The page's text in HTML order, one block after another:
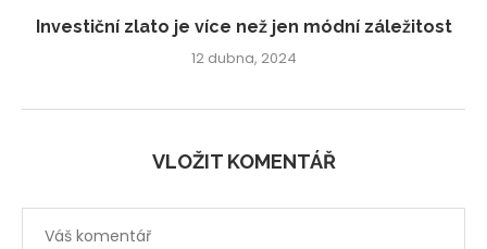
Investiční zlato je více než jen módní záležitost
12 dubna, 2024
VLOŽIT KOMENTÁŘ